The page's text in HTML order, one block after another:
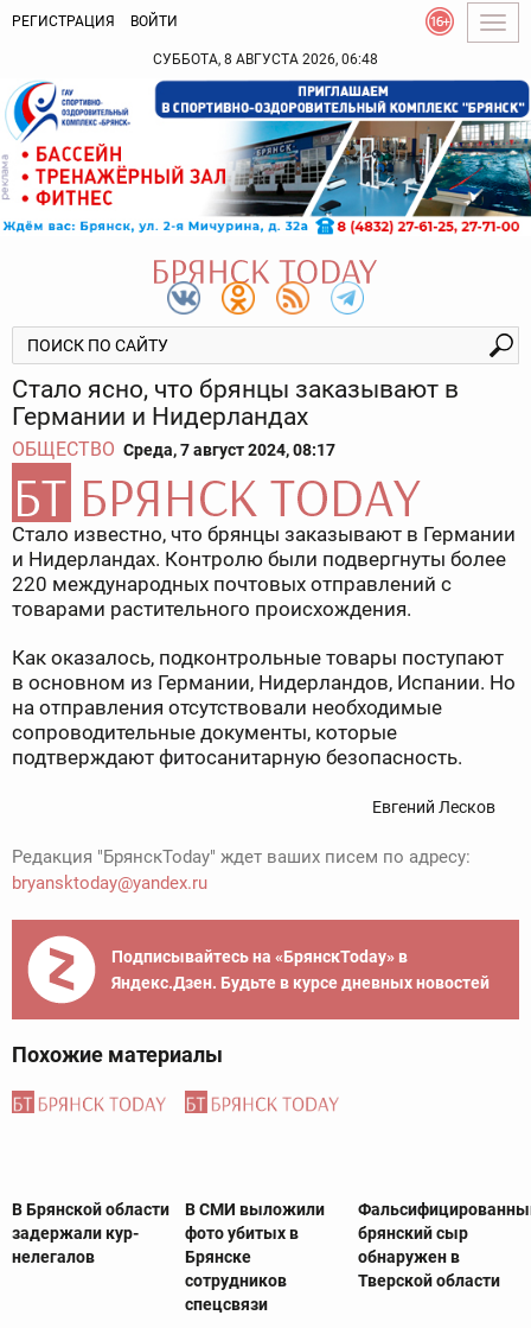
РЕГИСТРАЦИЯ ВОЙТИ
СУББОТА, 8 АВГУСТА 2026, 06:48
Стало ясно, что брянцы заказывают в
Германии и Нидерландах
ОБЩЕСТВО Среда, 7 август 2024, 08:17
Стало известно, что брянцы заказывают в Германии
и Нидерландах. Контролю были подвергнуты более
220 международных почтовых отправлений с
товарами растительного происхождения.
Как оказалось, подконтрольные товары поступают
в основном из Германии, Нидерландов, Испании. Но
на отправления отсутствовали необходимые
сопроводительные документы, которые
подтверждают фитосанитарную безопасность.
Евгений Лесков
Редакция "БрянскToday" ждет ваших писем по адресу:
bryansktoday@yandex.ru
Подписывайтесь на «БрянскToday» в
Яндекс.Дзен. Будьте в курсе дневных новостей
Похожие материалы
В Брянской области
задержали кур-
нелегалов
В СМИ выложили
фото убитых в
Брянске
сотрудников
спецсвязи
брянский сыр
обнаружен в
Тверской области